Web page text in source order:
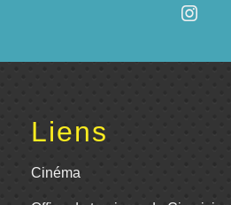
Liens
Cinéma